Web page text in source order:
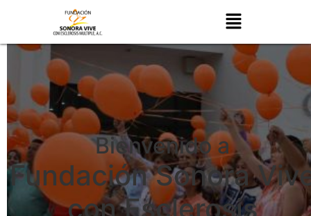
Bienvenido a
Fundación Sonora
con Esclerosis